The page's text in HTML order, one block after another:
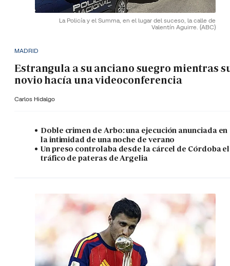
La Policía y el Summa, en el lugar del suceso, la calle de
Valentín Aguirre. (ABC)
MADRID
Estrangula a su anciano suegro mientras
novio hacía una videoconferencia
Carlos Hidalgo
Doble crimen de Arbo: una ejecución anunciada en
la intimidad de una noche de verano
Un preso controlaba desde la cárcel de Córdoba el
tráfico de pateras de Argelia